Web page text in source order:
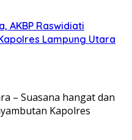
AKBP Raswidiati
Lampung Utara
– Suasana hangat dan
Kapolres